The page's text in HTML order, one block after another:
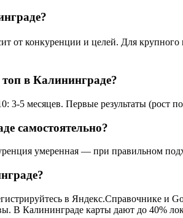
от конкуренции и целей. Для
топ в Калининграде?
3-5 месяцев. Первые результаты (рост
самостоятельно?
умеренная — при правильном
в Яндекс.Справочнике и
В Калининграде карты дают до 40%